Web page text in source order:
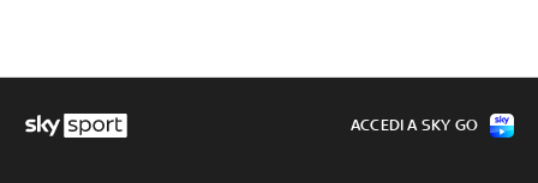
ACCEDI A SKY GO